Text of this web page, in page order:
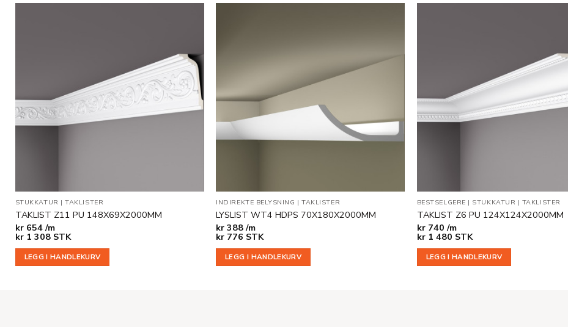
i
ønskeliste
STUKKATUR |TAKLISTER
TAKLIST Z11 PU 148X69X2000MM
kr654 /m
kr1 308 STK
LEGG I HANDLEKURV
ønskeliste
INDIREKTE BELYSNING |TAKLISTER
LYSLIST WT4 HDPS 70X180X2000MM
kr 388 /m
kr 776 STK
LEGG I HANDLEKURV
BESTSELGERE | STUKKATUR | TAKLISTER
TAKLIST Z6 PU 124X124X2000MM
kr740 /m
kr1 480 STK
LEGG I HANDLEKURV